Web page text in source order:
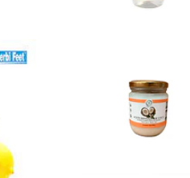
aceite
refinado...